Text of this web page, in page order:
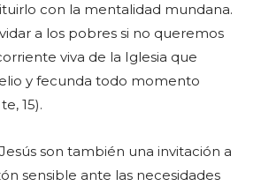
con la mentalidad mundana.
a los pobres si no queremos
viva de la Iglesia que
y fecunda todo momento
15).
son también una invitación a
sensible ante las necesidades